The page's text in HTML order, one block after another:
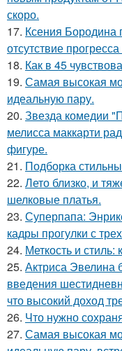
скоро.
17. Ксения Бородина
отсутствие
18. Как в 45
19. Самая высокая
идеальную пару.
20. Звезда комедии
мелисса маккарти
фигуре.
21. Подборка
22. Лето близко, и
шелковые платья.
23. Суперпапа:
кадры прогулки с
24. Меткость и стиль:
25. Актриса Эвелина
введения
что высокий доход
26. Что нужно
27. Самая высокая